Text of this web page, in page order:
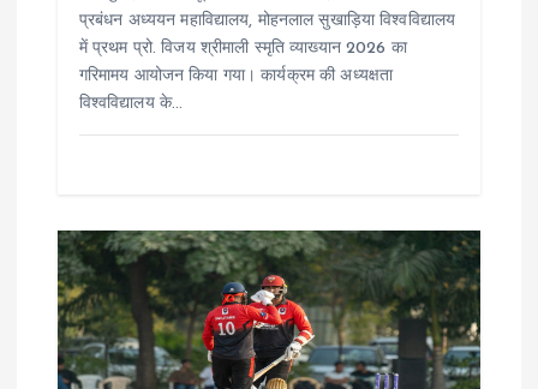
प्रबंधन अध्ययन महाविद्यालय, मोहनलाल सुखाड़िया विश्वविद्यालय
में प्रथम प्रो. विजय श्रीमाली स्मृति व्याख्यान 2026 का
गरिमामय आयोजन किया गया। कार्यक्रम की अध्यक्षता
विश्वविद्यालय के…